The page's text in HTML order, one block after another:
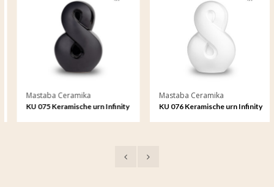
Mastaba Ceramika
KU 075 Keramische urn Infinity
Mastaba Ceramika
KU 076 Keramische urn Infinity